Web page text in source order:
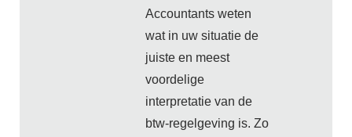
Accountants weten
wat in uw situatie de
juiste en meest
voordelige
interpretatie van de
btw-regelgeving is. Zo